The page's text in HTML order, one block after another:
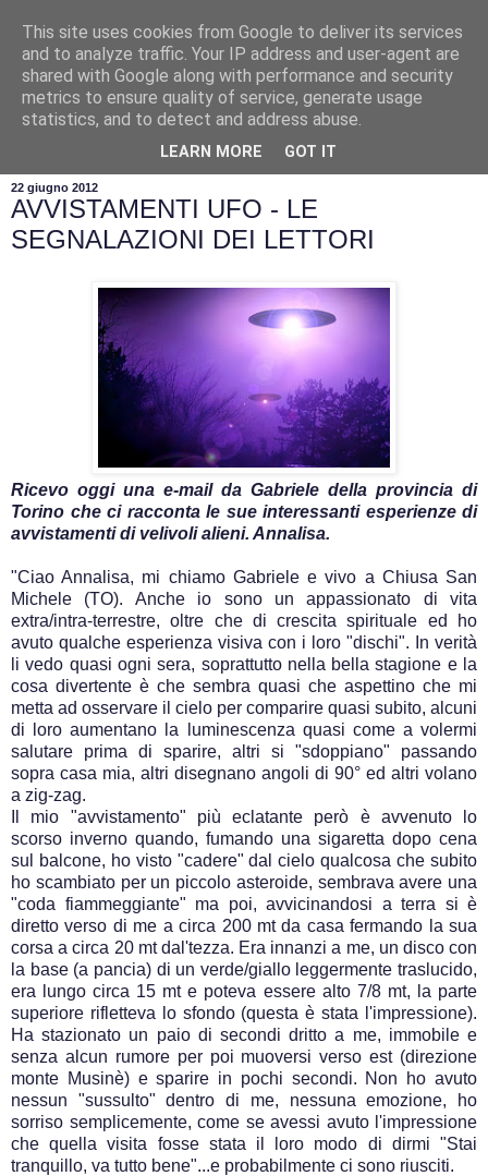
22 giugno 2012
AVVISTAMENTI UFO - LE
SEGNALAZIONI DEI LETTORI
Ricevo oggi una e-mail da Gabriele della provincia di
Torino che ci racconta le sue interessanti esperienze di
avvistamenti di velivoli alieni. Annalisa.
"Ciao Annalisa, mi chiamo Gabriele e vivo a Chiusa San
Michele (TO). Anche io sono un appassionato di vita
extra/intra-terrestre, oltre che di crescita spirituale ed ho
avuto qualche esperienza visiva con i loro "dischi". In verità
li vedo quasi ogni sera, soprattutto nella bella stagione e la
cosa divertente è che sembra quasi che aspettino che mi
metta ad osservare il cielo per comparire quasi subito, alcuni
di loro aumentano la luminescenza quasi come a volermi
salutare prima di sparire, altri si "sdoppiano" passando
sopra casa mia, altri disegnano angoli di 90° ed altri volano
a zig-zag.
Il mio "avvistamento" più eclatante però è avvenuto lo
scorso inverno quando, fumando una sigaretta dopo cena
sul balcone, ho visto "cadere" dal cielo qualcosa che subito
ho scambiato per un piccolo asteroide, sembrava avere una
"coda fiammeggiante" ma poi, avvicinandosi a terra si è
diretto verso di me a circa 200 mt da casa fermando la sua
corsa a circa 20 mt dal'tezza. Era innanzi a me, un disco con
la base (a pancia) di un verde/giallo leggermente traslucido,
era lungo circa 15 mt e poteva essere alto 7/8 mt, la parte
superiore rifletteva lo sfondo (questa è stata l'impressione).
Ha stazionato un paio di secondi dritto a me, immobile e
senza alcun rumore per poi muoversi verso est (direzione
monte Musinè) e sparire in pochi secondi. Non ho avuto
nessun "sussulto" dentro di me, nessuna emozione, ho
sorriso semplicemente, come se avessi avuto l'impressione
che quella visita fosse stata il loro modo di dirmi "Stai
tranquillo, va tutto bene"...e probabilmente ci sono riusciti.
This site uses cookies from Google to deliver its services
and to analyze traffic. Your IP address and user-agent are
shared with Google along with performance and security
metrics to ensure quality of service, generate usage
statistics, and to detect and address abuse.
LEARN MORE GOT IT